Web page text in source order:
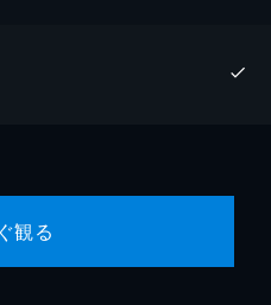
観る